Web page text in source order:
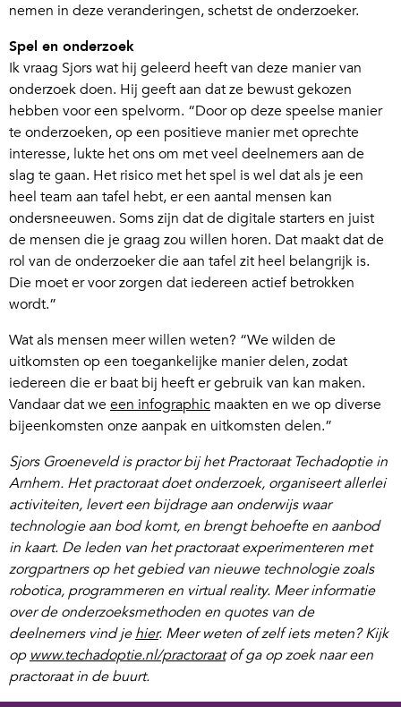
nemen in deze veranderingen, schetst de onderzoeker.
Spel en onderzoek
Ik vraag Sjors wat hij geleerd heeft van deze manier van
onderzoek doen. Hij geeft aan dat ze bewust gekozen
hebben voor een spelvorm. “Door op deze speelse manier
te onderzoeken, op een positieve manier met oprechte
interesse, lukte het ons om met veel deelnemers aan de
slag te gaan. Het risico met het spel is wel dat als je een
heel team aan tafel hebt, er een aantal mensen kan
ondersneeuwen. Soms zijn dat de digitale starters en juist
de mensen die je graag zou willen horen. Dat maakt dat de
rol van de onderzoeker die aan tafel zit heel belangrijk is.
Die moet er voor zorgen dat iedereen actief betrokken
wordt.”
Wat als mensen meer willen weten? “We wilden de
uitkomsten op een toegankelijke manier delen, zodat
iedereen die er baat bij heeft er gebruik van kan maken.
Vandaar dat weeen infographic maakten en we op diverse
bijeenkomsten onze aanpak en uitkomsten delen.”
Sjors Groeneveld is practor bij het Practoraat Techadoptie in
Arnhem. Het practoraat doet onderzoek, organiseert allerlei
activiteiten, levert een bijdrage aan onderwijs waar
technologie aan bod komt, en brengt behoefte en aanbod
in kaart. De leden van het practoraat experimenteren met
zorgpartners op het gebied van nieuwe technologie zoals
robotica, programmeren en virtual reality. Meer informatie
over de onderzoeksmethoden en quotes van de
deelnemers vind jehier. Meer weten of zelf iets meten?Kijk
op www.techadoptie.nl/practoraatof ga op zoek naar een
practoraat in de buurt.